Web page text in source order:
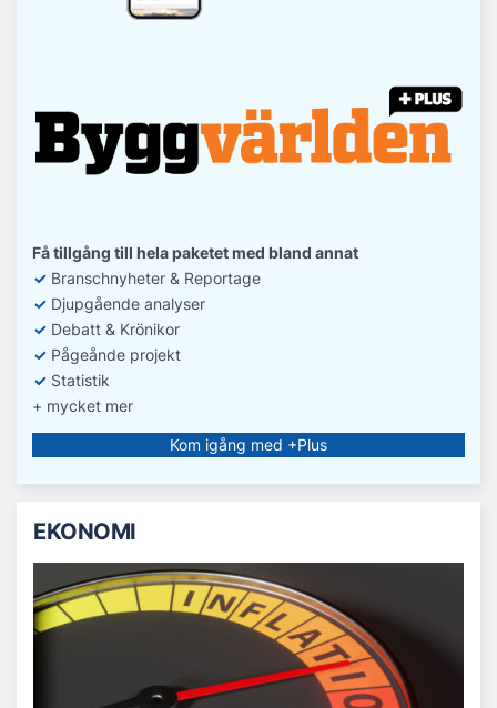
Få tillgång till hela paketet med bland annat
✓ Branschnyheter & Reportage
✓ Djupgående analyser
✓ Debatt & Krönikor
✓ Pågeånde projekt
✓ Statistik
+ mycket mer
Kom igång med +Plus
EKONOMI